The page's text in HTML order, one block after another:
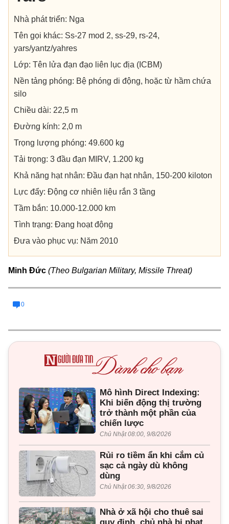
Nhà phát triển: Nga
Tên gọi khác: Ss-27 mod 2, ss-29, rs-24,
yars/yantz/yahres
Lớp: Tên lửa đạn đạo liên lục địa (ICBM)
Nền tảng phóng: Bệ phóng di động, hoặc từ hầm chứa
silo
Chiều dài: 22,5 m
Đường kính: 2,0 m
Trọng lượng phóng: 49.600 kg
Tải trọng: 3 đầu đạn MIRV, 1.200 kg
Khả năng hạt nhân: Đầu đạn hạt nhân, 150-200 kiloton
Lực đẩy: Động cơ nhiên liệu rắn 3 tầng
Tầm bắn: 10.000-12.000 km
Tình trạng: Đang hoạt động
Đưa vào phục vụ: Năm 2010
Minh Đức (Theo Bulgarian Military, Missile Threat)
0
Mô hình Direct Indexing:
Khi biến động thị trường
trở thành một phần của
chiến lược
Chủ Nhật 08:00, 9/8/2026
Rủi ro tiềm ẩn khi cắm củ
sạc cả ngày dù không
dùng
Chủ Nhật 06:30, 9/8/2026
Nhà ở xã hội cho thuê sai